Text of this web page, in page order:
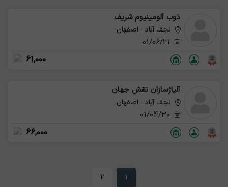
ذوب آلومینیوم شریف
نجف آباد - اصفهان
61,000
آلیاژسازان نقش جهان
نجف آباد - اصفهان
66,000
1
2